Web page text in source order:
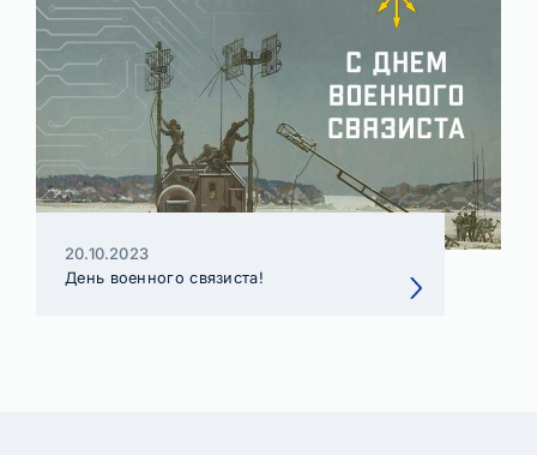
День военного связиста!
20.10.2023